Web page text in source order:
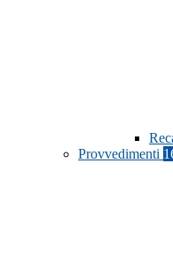
Provvedimenti